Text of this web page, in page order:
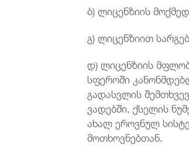
ბ) ლიცენზიის
გ) ლიცენზიით
დ) ლიცენზიის
სფეროში
გადასვლის
ვადებში, ქსელის
ახალ ეროვნულ
მოთხოვნებთან.